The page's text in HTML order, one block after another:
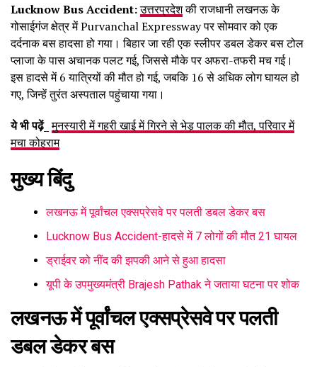
Lucknow Bus Accident:उत्तरप्रदेशकी राजधानी लखनऊ के
गोसाईगंज क्षेत्र में Purvanchal Expressway पर सोमवार को एक
दर्दनाक बस हादसा हो गया। बिहार जा रही एक स्लीपर डबल डेकर बस टोल
प्लाजा के पास अचानक पलट गई, जिससे मौके पर अफरा-तफरी मच गई।
इस हादसे में 6 यात्रियों की मौत हो गई, जबकि 16 से अधिक लोग घायल हो
गए, जिन्हें तुरंत अस्पताल पहुंचाया गया।
ये भी पढ़ें_ मुनस्यारी में गहरी खाई में गिरने से भेड़ पालक की मौत, परिवार में
मचा कोहराम
मुख्य बिंदु
लखनऊ में पूर्वांचल एक्सप्रेसवे पर पलती डबल डेकर बस
Lucknow Bus Accident-हादसे में 7 लोगों की मौत 21 घायल
ड्राईवर को नींद की झपकी आने से हुआ हादसा
यूपी के उपमुख्यमंत्री Brajesh Pathak ने जताया घटना पर शोक
लखनऊमें पूर्वांचल एक्सप्रेसवे पर पलती
डबल डेकर बस